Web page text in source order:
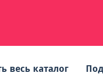
весь каталог